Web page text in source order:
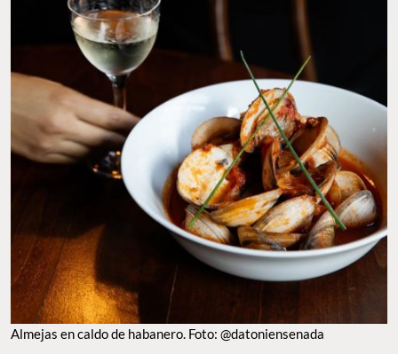
Almejas en caldo de habanero. Foto: @datoniensenada